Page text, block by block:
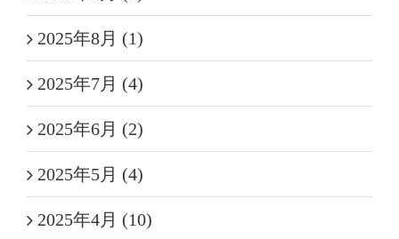
2025年8月 (1)
2025年7月 (4)
2025年6月 (2)
2025年5月 (4)
2025年4月 (10)